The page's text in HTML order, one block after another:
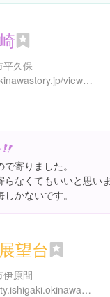
平久保
http://www.okinawastory.jp/view/portal/0020400903/
寄りました。
なくてもいいと思いま
かないです。
望台
伊原間
http://www.city.ishigaki.okinawa.jp/